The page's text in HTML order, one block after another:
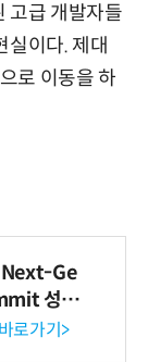
고급 개발자들
실이다. 제대
로 이동을 하
Ge
성황
로가기>